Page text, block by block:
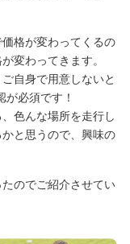
格が変わってくるの
変わってきます。
自身で用意しないと
必須です！
色んな場所を走行し
と思うので、興味の
のでご紹介させてい